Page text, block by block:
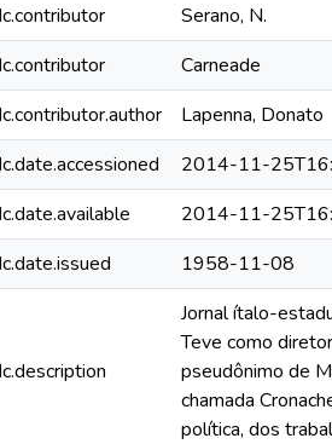
Serano, N.
Carneade
Lapenna, Donato
2014-11-
2014-11-
1958-11-08
Jornal ítalo-
Teve como
pseudônimo de
chamada
política, dos